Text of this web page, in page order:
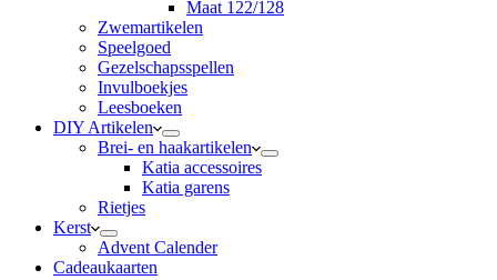
Maat 122/128
Zwemartikelen
Speelgoed
Gezelschapsspellen
Invulboekjes
Leesboeken
DIY Artikelen
Brei- en haakartikelen
Katia accessoires
Katia garens
Rietjes
Kerst
Advent Calender
Cadeaukaarten